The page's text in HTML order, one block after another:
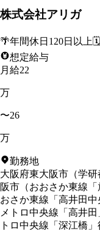
株式会社アリガ
🌴年間休日120日以上 🗓️
想定給与
月給22
万
〜26
万
勤務地
大阪府東大阪市 （学研
阪市 （おおさか東線
おさか東線「高井田中
メトロ中央線「高井田
トロ中央線「深江橋」